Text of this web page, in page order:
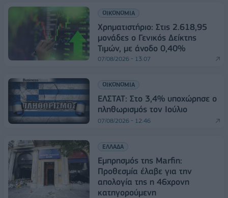
ΟΙΚΟΝΟΜΙΑ
Χρηματιστήριο: Στις 2.618,95
μονάδες ο Γενικός Δείκτης
Τιμών, με άνοδο 0,40%
07/08/2026 - 13:07
ΟΙΚΟΝΟΜΙΑ
ΕΛΣΤΑΤ: Στο 3,4% υποχώρησε ο
πληθωρισμός τον Ιούλιο
07/08/2026 - 12:46
ΕΛΛΑΔΑ
Εμπρησμός της Marfin:
Προθεσμία έλαβε για την
απολογία της η 46χρονη
κατηγορούμενη